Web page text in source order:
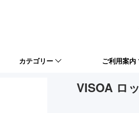
カテゴリー ご利用案内
VISOA ロ